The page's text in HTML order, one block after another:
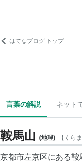
はてなブログ トップ
言葉の解説 ネット
鞍馬山 (地理) 【 くら
京都市左京区にある鞍